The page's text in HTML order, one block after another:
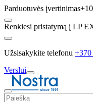
Parduotuvės įvertinimas
Renkiesi pristatymą į LP
Užsisakykite telefonu +370
Verslui